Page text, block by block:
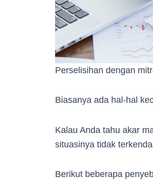
Perselisihan dengan
Biasanya ada hal-hal
Kalau Anda tahu akar
situasinya tidak
Berikut beberapa